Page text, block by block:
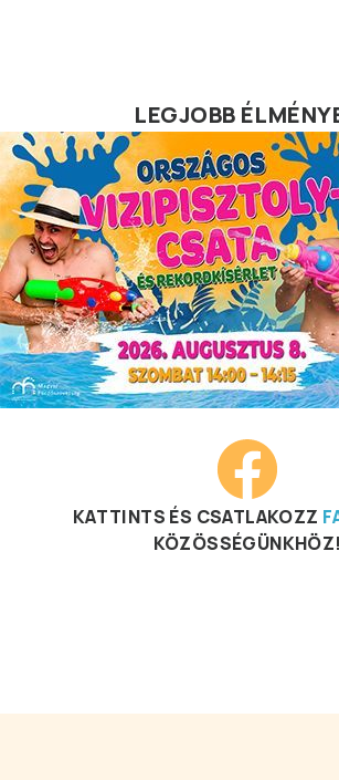
LEGJOBB
KATTINTS ÉS CSATLAKOZZ
KÖZÖSSÉGÜNKHÖZ!